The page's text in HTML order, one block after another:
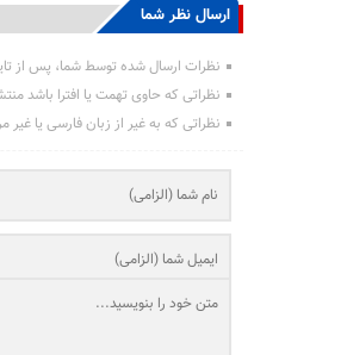
ارسال نظر شما
نظرات ارسال شده توسط شما، پس از
نظراتی که حاوی تهمت یا افترا باشد
نظراتی که به غیر از زبان فارسی یا